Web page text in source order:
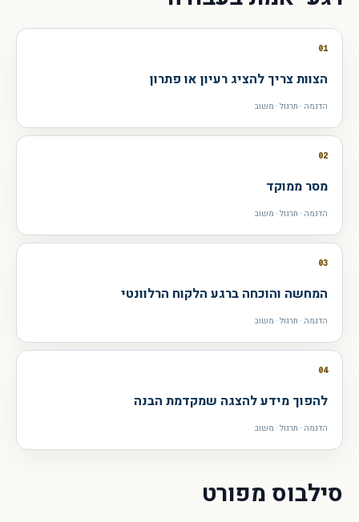
01
הצוות צריך להציג רעיון או פתרון
הדגמה · תרגול · משוב
02
מסר ממוקד
הדגמה · תרגול · משוב
03
המחשה והוכחה ברגע הלקוח הרלוונטי
הדגמה · תרגול · משוב
04
להפוך מידע להצגה שמקדמת הבנה
הדגמה · תרגול · משוב
סילבוס מפורט